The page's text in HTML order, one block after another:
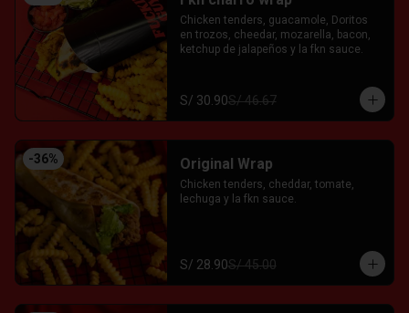
Chicken tenders, guacamole, Doritos
en trozos, cheedar, mozarella, bacon,
ketchup de jalapeños y la fkn sauce.
S/ 30.90S/ 46.67
-36% Original Wrap
Chicken tenders, cheddar, tomate,
lechuga y la fkn sauce.
S/ 28.90S/ 45.00